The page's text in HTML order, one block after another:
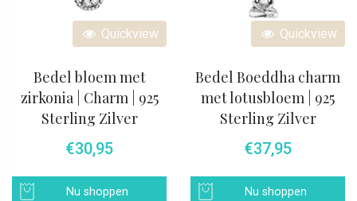
Quickview
Bedel bloem met
zirkonia | Charm | 925
Sterling Zilver
€30,95
Nu shoppen
Quickview
Bedel Boeddha charm
met lotusbloem | 925
Sterling Zilver
€37,95
Nu shoppen